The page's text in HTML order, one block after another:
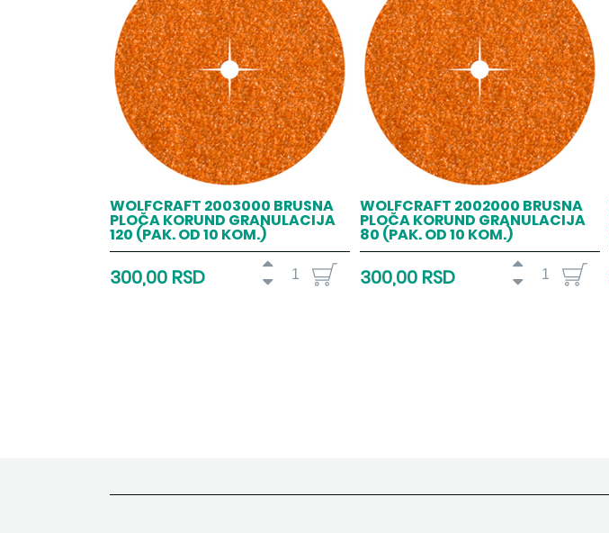
WOLFCRAFT 2003000 BRUSNA
PLOČA KORUND GRANULACIJA
120 (PAK. OD 10 KOM.)
300,00 RSD
WOLFCRAFT 2002000 BRUSNA
PLOČA KORUND GRANULACIJA
80 (PAK. OD 10 KOM.)
300,00 RSD